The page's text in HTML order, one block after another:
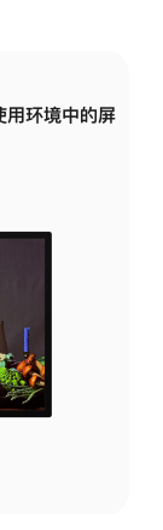
用环境中的屏